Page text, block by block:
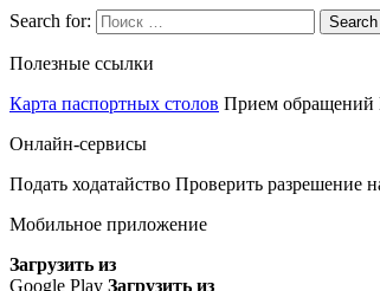
Search for: Search
Полезные ссылки
Карта паспортных столов Прием обращений
Онлайн-сервисы
Подать ходатайство Проверить разрешение
Мобильное приложение
Загрузить из
Google Play Загрузить из